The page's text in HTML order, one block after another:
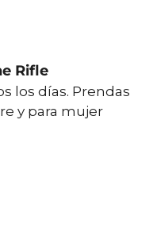
Rifle
los días. Prendas
y para mujer